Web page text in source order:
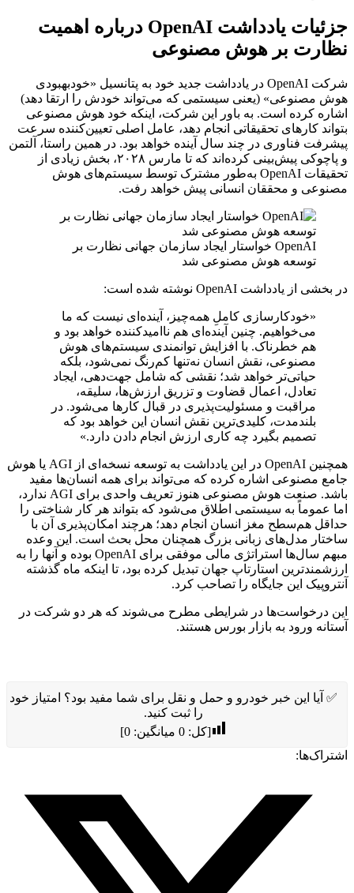
جزئیات یادداشت OpenAI درباره اهمیت
نظارت بر هوش مصنوعی
شرکت OpenAI در یادداشت جدید خود به پتانسیل «خودبهبودی
هوش مصنوعی» (یعنی سیستمی که می‌تواند خودش را ارتقا دهد)
اشاره کرده است. به باور این شرکت، اینکه خود هوش مصنوعی
بتواند کارهای تحقیقاتی‌ انجام دهد، عامل اصلی تعیین‌کننده سرعت
پیشرفت فناوری در چند سال آینده خواهد بود. در همین راستا، آلتمن
و پاچوکی پیش‌بینی کرده‌اند که تا مارس ۲۰۲۸، بخش زیادی از
تحقیقات OpenAI به‌طور مشترک توسط سیستم‌های هوش
مصنوعی و محققان انسانی پیش خواهد رفت.
OpenAI خواستار ایجاد سازمان جهانی نظارت بر
توسعه هوش مصنوعی شد
در بخشی از یادداشت OpenAI نوشته شده است:
«خودکارسازی کاملِ همه‌چیز، آینده‌ای نیست که ما
می‌خواهیم. چنین آینده‌ای هم ناامیدکننده خواهد بود و
هم خطرناک. با افزایش توانمندی سیستم‌های هوش
مصنوعی، نقش انسان نه‌تنها کم‌رنگ نمی‌شود، بلکه
حیاتی‌تر خواهد شد؛ نقشی که شامل جهت‌دهی، ایجاد
تعادل، اعمال قضاوت و تزریق ارزش‌ها، سلیقه،
مراقبت و مسئولیت‌پذیری در قبال کارها می‌شود. در
بلندمدت، کلیدی‌ترین نقش انسان این خواهد بود که
تصمیم بگیرد چه کاری ارزش انجام دادن دارد.»
همچنین OpenAI در این یادداشت به توسعه نسخه‌ای از AGI یا هوش
جامع مصنوعی اشاره کرده که می‌تواند برای همه انسان‌ها مفید
باشد. صنعت هوش مصنوعی هنوز تعریف واحدی برای AGI ندارد،
اما عموماً به سیستمی اطلاق می‌شود که بتواند هر کار شناختی را
حداقل هم‌سطح مغز انسان انجام دهد؛ هرچند امکان‌پذیری آن با
ساختار مدل‌های زبانی بزرگ همچنان محل بحث است. این وعده
مبهم سال‌ها استراتژی مالی موفقی برای OpenAI بوده و آنها را به
ارزشمندترین استارتاپ جهان تبدیل کرده بود، تا اینکه ماه گذشته
آنتروپیک این جایگاه را تصاحب کرد.
این درخواست‌ها در شرایطی مطرح می‌شوند که هر دو شرکت در
آستانه ورود به بازار بورس هستند.
✅ آیا این خبر خودرو و حمل و نقل برای شما مفید بود؟ امتیاز خود
را ثبت کنید.
[کل:0 میانگین:0
]
اشتراک‌ها: